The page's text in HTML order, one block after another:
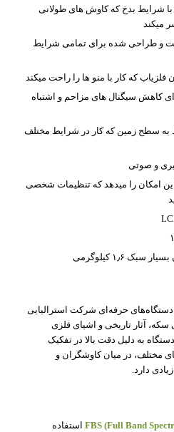
شرایط بدخ که کاوش های طولانی
میکند
و طراحی شده برای تمامی شرایط
که کار با منو ها را راحت میکند
کاهش سیگنال های مزاحم و اشتباه
به سطح زمین که کار در شرایط مختلف
و صوتی
شما این امکان را میدهد که تنظیمات شخصی
۱٫۶ کیلوگرمی
حرفه‌ای شرکت استرالیایی
آثار تاریخی و اشیای فلزی
به دلیل دقت بالا در تفکیک
مختلف، در میان کاوشگران و
دارد.
FBS (Full Bandاستفاده